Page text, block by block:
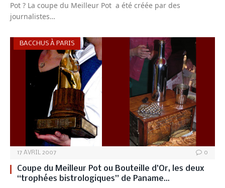
Pot ? La coupe du Meilleur Pot a été créée par des
journalistes…
BACCHUS À PARIS
17 AVRIL 2007 0
Coupe du Meilleur Pot ou Bouteille d’Or, les deux
“trophées bistrologiques” de Paname…